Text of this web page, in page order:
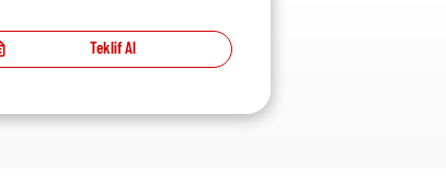
Teklif Al